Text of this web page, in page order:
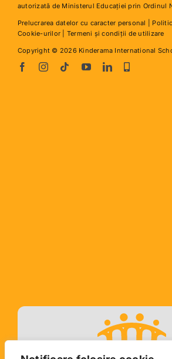
autorizată de Ministerul Educației prin Ordinul
Prelucrarea datelor cu caracter personal
Cookie-urilor
Termeni și condiții de utilizare
Copyright © 2026 Kinderama International